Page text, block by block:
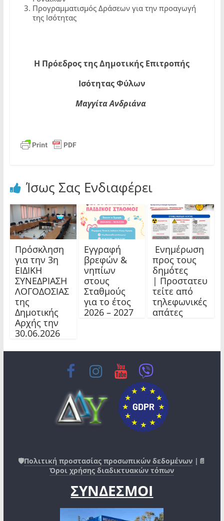
Προγραμματισμός Δράσεων για την προαγωγή
της Ισότητας
Η Πρόεδρος της Δημοτικής Επιτροπής
Ισότητας Φύλων
Μαγγίτα Ανδριάνα
Ίσως Σας Ενδιαφέρει
Πρόσκληση
για την 3η
ΕΙΔΙΚΗ
ΣΥΝΕΔΡΙΑΣΗ
ΛΟΓΟΔΟΣΙΑΣ
της
Δημοτικής
Αρχής την
30.06.2026
Εγγραφή
βρεφών &
νηπίων
στους
Σταθμούς
για το έτος
2026 – 2027
Ενημέρωση
προς τους
δημότες
| Προστατευ
τείτε από
τηλεφωνικές
απάτες
🛡️Πολιτική προστασίας προσωπικών δεδομένων |📄
Όροι χρήσης διαδικτυακών τόπων
ΣΥΝΔΕΣΜΟΙ